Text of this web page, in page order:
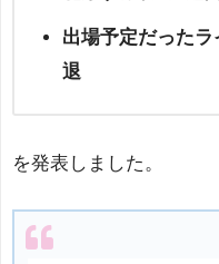
出場予定だった
退
を発表しました。